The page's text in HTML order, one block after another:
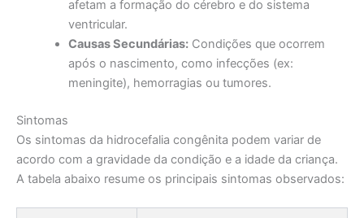
afetam a formação do cérebro e do sistema
ventricular.
Causas Secundárias:Condições que ocorrem
após o nascimento, como infecções (ex:
meningite), hemorragias ou tumores.
Sintomas
Os sintomas da hidrocefalia congênita podem variar de
acordo com a gravidade da condição e a idade da criança.
A tabela abaixo resume os principais sintomas observados: